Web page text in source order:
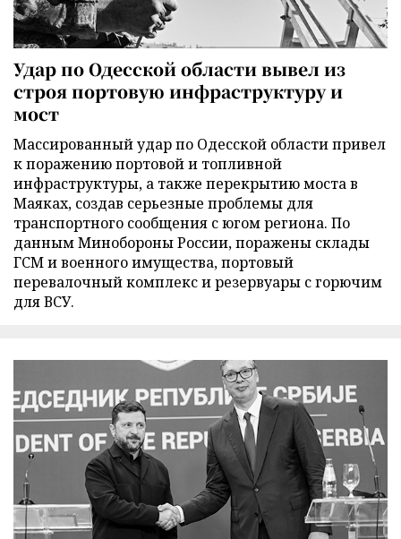
Удар по Одесской области вывел из
строя портовую инфраструктуру и
мост
Массированный удар по Одесской области привел
к поражению портовой и топливной
инфраструктуры, а также перекрытию моста в
Маяках, создав серьезные проблемы для
транспортного сообщения с югом региона. По
данным Минобороны России, поражены склады
ГСМ и военного имущества, портовый
перевалочный комплекс и резервуары с горючим
для ВСУ.